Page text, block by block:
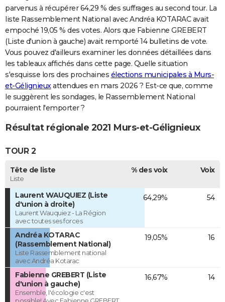
Bricolage
Lifestyle
Culture
Sport
Auto
Television
Voyage
Cinema
parvenus à récupérer 64,29 % des suffrages au second tour. La
liste Rassemblement National avec Andréa KOTARAC avait
empoché 19,05 % des votes. Alors que Fabienne GREBERT
(Liste d'union à gauche) avait remporté 14 bulletins de vote.
Vous pouvez d'ailleurs examiner les données détaillées dans
les tableaux affichés dans cette page. Quelle situation
s'esquisse lors des prochaines élections municipales à Murs-
et-Gélignieuxattendues en mars 2026 ? Est-ce que, comme
le suggèrent les sondages, le Rassemblement National
pourraient l'emporter ?
Résultat régionale 2021 Murs-et-Gélignieux
TOUR 2
Tête de liste
Liste
% des voix Voix
Laurent WAUQUIEZ (Liste
d'union à droite)
Laurent Wauquiez - La Région
avec toutes ses forces
64,29% 54
Andréa KOTARAC
(Rassemblement National)
Liste Rassemblement national
avec Andréa Kotarac
19,05% 16
Fabienne GREBERT (Liste
d'union à gauche)
Ensemble, l'écologie c'est
16,67% 14